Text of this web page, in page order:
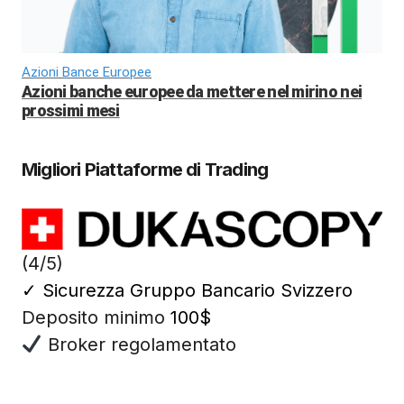
Azioni Bance Europee
Azioni banche europee da mettere nel mirino nei
prossimi mesi
Migliori Piattaforme di Trading
(4/5)
✓ Sicurezza Gruppo Bancario Svizzero
Deposito minimo 100$
Broker regolamentato